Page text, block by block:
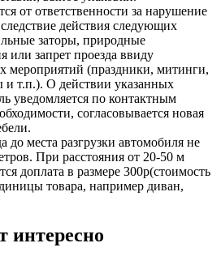
от ответственности за нарушение
действия следующих
заторы, природные
или запрет проезда ввиду
мероприятий (праздники, митинги,
и т.п.). О действии указанных
уведомляется по контактным
согласовывается новая
до места разгрузки автомобиля не
При расстояния от 20-50 м
доплата в размере 300р(стоимость
товара, например диван,
интересно